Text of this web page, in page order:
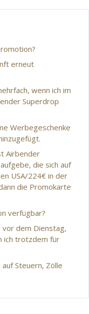
erneut
wenn ich im
Superdrop
Werbegeschenke
Airbender
die sich auf
USA/224€ in der
die Promokarte
verfügbar?
dem Dienstag,
ich trotzdem für
Steuern, Zölle